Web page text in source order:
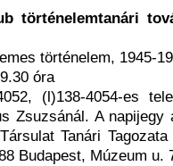
történelemtanári
történelem, 1945-
óra
(l)138-4054-es
Zsuzsánál. A
Tanári
Budapest, Múzeum u.